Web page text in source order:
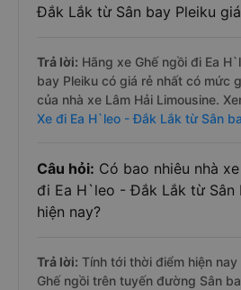
Đắk Lắk từ Sân bay Pleiku
Trả lời: Hãng xe Ghế ngồi đi Ea
bay Pleiku có giá rẻ nhất có mức
của nhà xe Lâm Hải Limousine.
Xe đi Ea H`leo - Đắk Lắk từ Sân
Câu hỏi: Có bao nhiêu nhà
đi Ea H`leo - Đắk Lắk từ Sân
hiện nay?
Trả lời: Tính tới thời điểm hiện
Ghế ngồi trên tuyến đường Sân